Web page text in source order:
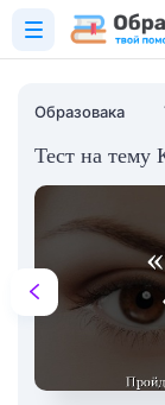
Образовака
Тест на тему